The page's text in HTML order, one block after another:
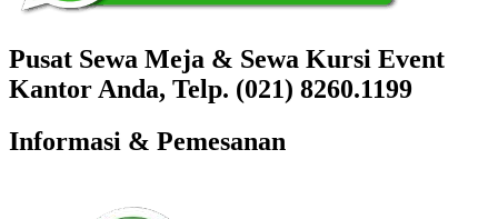
Pusat Sewa Meja & Sewa Kursi Event
Kantor Anda, Telp. (021) 8260.1199
Informasi & Pemesanan